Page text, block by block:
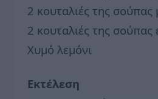
2 κουταλιές της
2 κουταλιές της σούπας
Χυμό λεμόνι
Εκτέλεση